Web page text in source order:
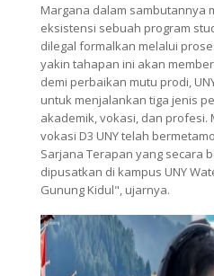
Margana dalam sambutannya
eksistensi sebuah program
dilegal formalkan melalui
yakin tahapan ini akan
demi perbaikan mutu prodi,
untuk menjalankan tiga jenis
akademik, vokasi, dan profesi.
vokasi D3 UNY telah
Sarjana Terapan yang secara
dipusatkan di kampus UNY
Gunung Kidul", ujarnya.